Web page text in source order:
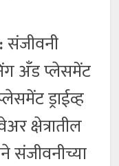
संजीवनी
अँड प्लेसमेंट
ड्राईव्ह
क्षेत्रातील
संजीवनीच्या